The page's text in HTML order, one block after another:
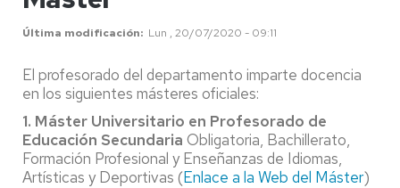
Última modificación Lun , 20/07/2020 - 09:11
El profesorado del departamento imparte docencia
en los siguientes másteres oficiales:
1. Máster Universitario en Profesorado de
Educación Secundaria Obligatoria, Bachillerato,
Formación Profesional y Enseñanzas de Idiomas,
Artísticas y Deportivas (Enlace a la Web del Máster)